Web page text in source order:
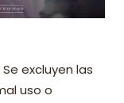
excluyen las
uso o